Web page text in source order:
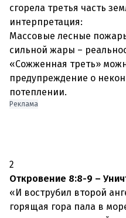
сгорела третья часть
интерпретация:
Массовые лесные
сильной жары –
«Сожженная треть»
предупреждение о
потеплении.
Реклама
2
Откровение 8:8-9 –
«И вострубил второй
горящая гора пала в